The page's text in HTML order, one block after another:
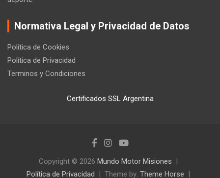
Normativa Legal y Privacidad de Datos
Política de Cookies
Política de Privacidad
Terminos y Condiciones
Certificados SSL Argentina
Copyright © 2026 Mundo Motor Misiones
Política de Privacidad
Theme by: Theme Horse